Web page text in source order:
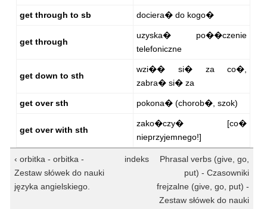
get through to sb dociera� do kogo�
get through
uzyska� po��czenie
telefoniczne
get down to sth
wzi�� si� za co�,
zabra� si� za
get over sth pokona� (chorob�, szok)
get over with sth
zako�czy� [co�
nieprzyjemnego!]
‹ orbitka - orbitka -
Zestaw słówek do nauki
języka angielskiego.
indeks
Phrasal verbs (give, go,
put) - Czasowniki
frejzalne (give, go, put) -
Zestaw słówek do nauki